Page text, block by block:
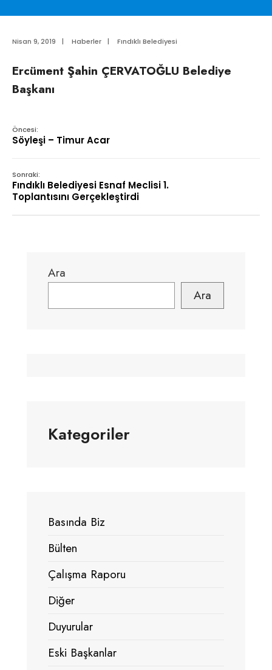
Nisan 9, 2019 | Haberler | Fındıklı Belediyesi
Ercüment Şahin ÇERVATOĞLU Belediye
Başkanı
Öncesi:
Söyleşi – Timur Acar
Sonraki:
Fındıklı Belediyesi Esnaf Meclisi 1.
Toplantısını Gerçekleştirdi
Ara
Ara
Kategoriler
Basında Biz
Bülten
Çalışma Raporu
Diğer
Duyurular
Eski Başkanlar